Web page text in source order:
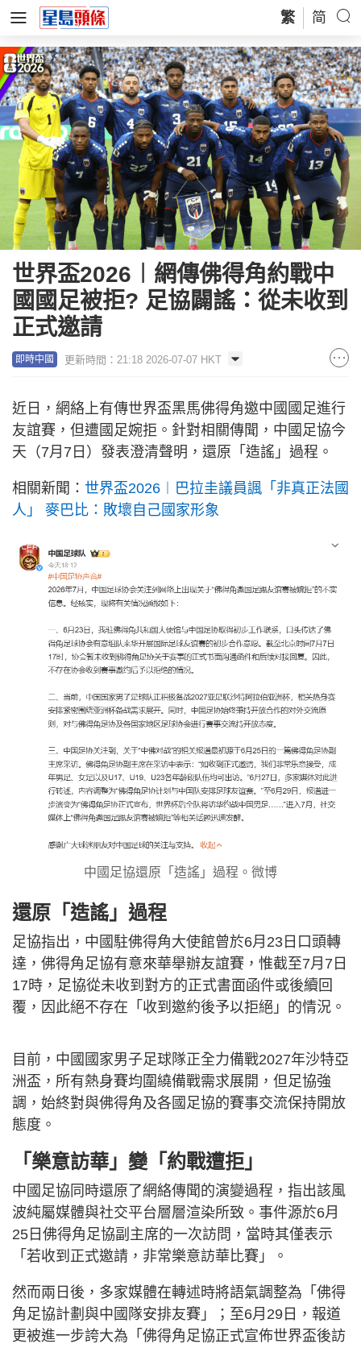
繁 简
世界盃2026︱網傳佛得角約戰中
國國足被拒? 足協闢謠：從未收到
正式邀請
即時中國 更新時間：21:18 2026-07-07 HKT
近日，網絡上有傳世界盃黑馬佛得角邀中國國足進行
友誼賽，但遭國足婉拒。針對相關傳聞，中國足協今
天（7月7日）發表澄清聲明，還原「造謠」過程。
相關新聞： 世界盃2026︱巴拉圭議員諷「非真正法國
人」 麥巴比：敗壞自己國家形象
中國足協還原「造謠」過程。微博
還原「造謠」過程
足協指出，中國駐佛得角大使館曾於6月23日口頭轉
達，佛得角足協有意來華舉辦友誼賽，惟截至7月7日
17時，足協從未收到對方的正式書面函件或後續回
覆，因此絕不存在「收到邀約後予以拒絕」的情況。
目前，中國國家男子足球隊正全力備戰2027年沙特亞
洲盃，所有熱身賽均圍繞備戰需求展開，但足協強
調，始終對與佛得角及各國足協的賽事交流保持開放
態度。
「樂意訪華」變「約戰遭拒」
中國足協同時還原了網絡傳聞的演變過程，指出該風
波純屬媒體與社交平台層層渲染所致。事件源於6月
25日佛得角足協副主席的一次訪問，當時其僅表示
「若收到正式邀請，非常樂意訪華比賽」。
然而兩日後，多家媒體在轉述時將語氣調整為「佛得
角足協計劃與中國隊安排友賽」；至6月29日，報道
更被進一步誇大為「佛得角足協正式宣佈世界盃後訪